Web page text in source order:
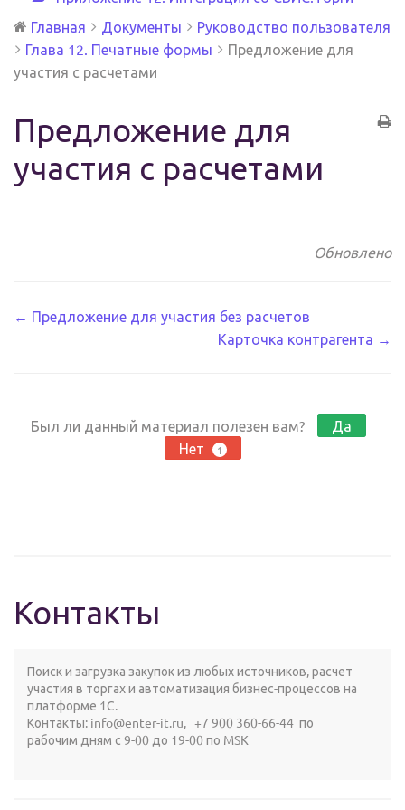
Главная
Документы
Руководство пользователя
Глава 12. Печатные формы
Предложение для
участия с расчетами
Предложение для
участия с расчетами
Обновлено
Навигация
← Предложение для участия без расчетов
Карточка контрагента →
Был ли данный материал полезен вам?
Да
Нет
1
Контакты
Поиск и загрузка закупок из любых источников, расчет
участия в торгах и автоматизация бизнес-процессов на
платформе 1С.
Контакты: info@enter-it.ru, +7 900 360-66-44 по
рабочим дням с 9-00 до 19-00 по MSK